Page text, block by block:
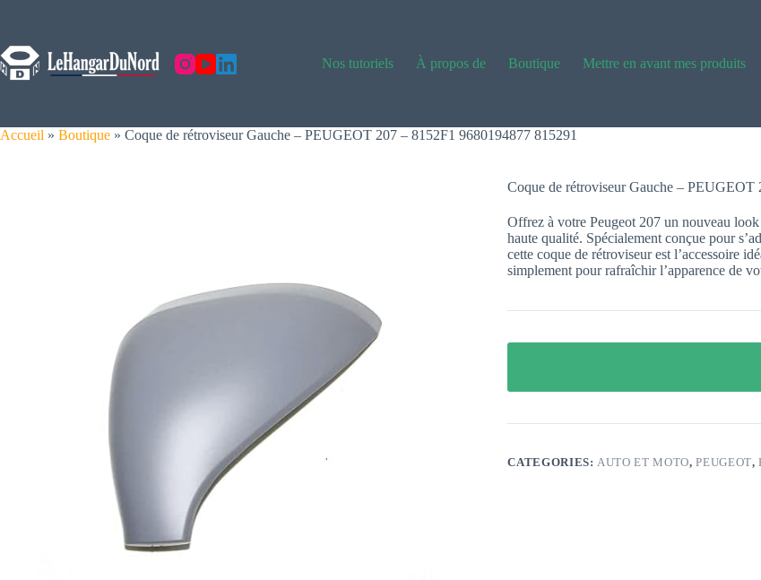
Nos tutoriels
À propos de Boutique Mettre en avant mes produits
Accueil » Boutique » Coque de rétroviseur Gauche – PEUGEOT 207 – 8152F1 9680194877 815291
Coque de rétroviseur Gauche – PEUGEOT
Offrez à votre Peugeot 207 un nouveau
haute qualité. Spécialement conçue pour
cette coque de rétroviseur est l’accessoire
simplement pour rafraîchir l’apparence de
CATEGORIES:AUTO ET MOTO,PEUGEOT,